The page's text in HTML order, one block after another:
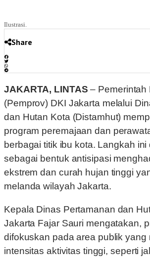
Ilustrasi.
Share
JAKARTA, LINTAS – Pemerintah
(Pemprov) DKI Jakarta melalui
dan Hutan Kota (Distamhut)
program peremajaan dan
berbagai titik ibu kota. Langkah ini
sebagai bentuk antisipasi
ekstrem dan curah hujan tinggi
melanda wilayah Jakarta.
Kepala Dinas Pertamanan dan
Jakarta Fajar Sauri mengatakan,
difokuskan pada area publik yang
intensitas aktivitas tinggi, seperti